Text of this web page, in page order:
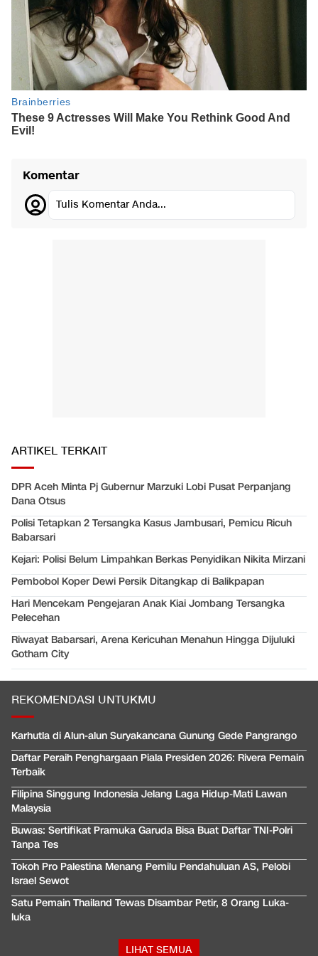
Komentar
Tulis Komentar Anda...
ARTIKEL TERKAIT
DPR Aceh Minta Pj Gubernur Marzuki Lobi Pusat Perpanjang
Dana Otsus
Polisi Tetapkan 2 Tersangka Kasus Jambusari, Pemicu Ricuh
Babarsari
Kejari: Polisi Belum Limpahkan Berkas Penyidikan Nikita Mirzani
Pembobol Koper Dewi Persik Ditangkap di Balikpapan
Hari Mencekam Pengejaran Anak Kiai Jombang Tersangka
Pelecehan
Riwayat Babarsari, Arena Kericuhan Menahun Hingga Dijuluki
Gotham City
REKOMENDASI UNTUKMU
Karhutla di Alun-alun Suryakancana Gunung Gede Pangrango
Daftar Peraih Penghargaan Piala Presiden 2026: Rivera Pemain
Terbaik
Filipina Singgung Indonesia Jelang Laga Hidup-Mati Lawan
Malaysia
Buwas: Sertifikat Pramuka Garuda Bisa Buat Daftar TNI-Polri
Tanpa Tes
Tokoh Pro Palestina Menang Pemilu Pendahuluan AS, Pelobi
Israel Sewot
Satu Pemain Thailand Tewas Disambar Petir, 8 Orang Luka-
luka
LIHAT SEMUA